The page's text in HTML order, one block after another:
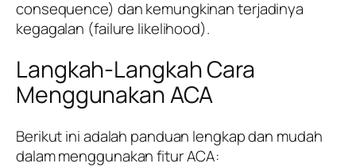
consequence) dan kemungkinan terjadinya
kegagalan (failure likelihood).
Langkah-Langkah Cara
Menggunakan ACA
Berikut ini adalah panduan lengkap dan mudah
dalam menggunakan fitur ACA: